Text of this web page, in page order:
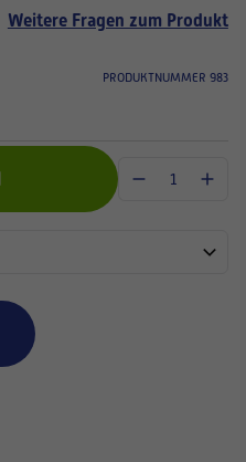
Weitere Fragen zum Produkt
PRODUKTNUMMER 983